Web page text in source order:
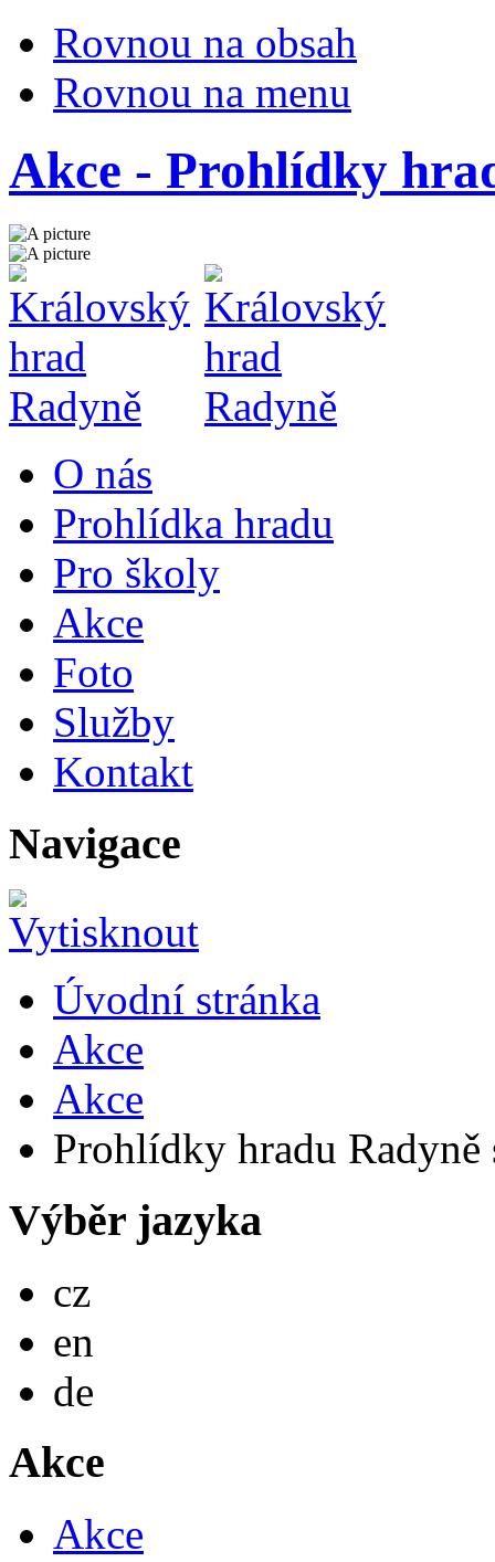
Rovnou na obsah
Rovnou na menu
Akce - Prohlídky
O nás
Prohlídka hradu
Pro školy
Akce
Foto
Služby
Kontakt
Navigace
Úvodní stránka
Akce
Akce
Prohlídky hradu Radyně
Výběr jazyka
cz
en
de
Akce
Akce